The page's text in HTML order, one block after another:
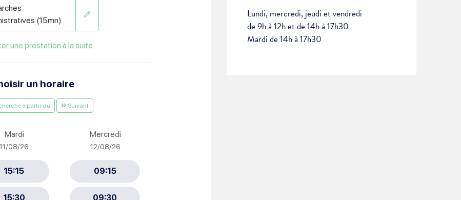
Lundi, mercredi, jeudi et vendredi
de 9h à 12h et de 14h à 17h30
Mardi de 14h à 17h30